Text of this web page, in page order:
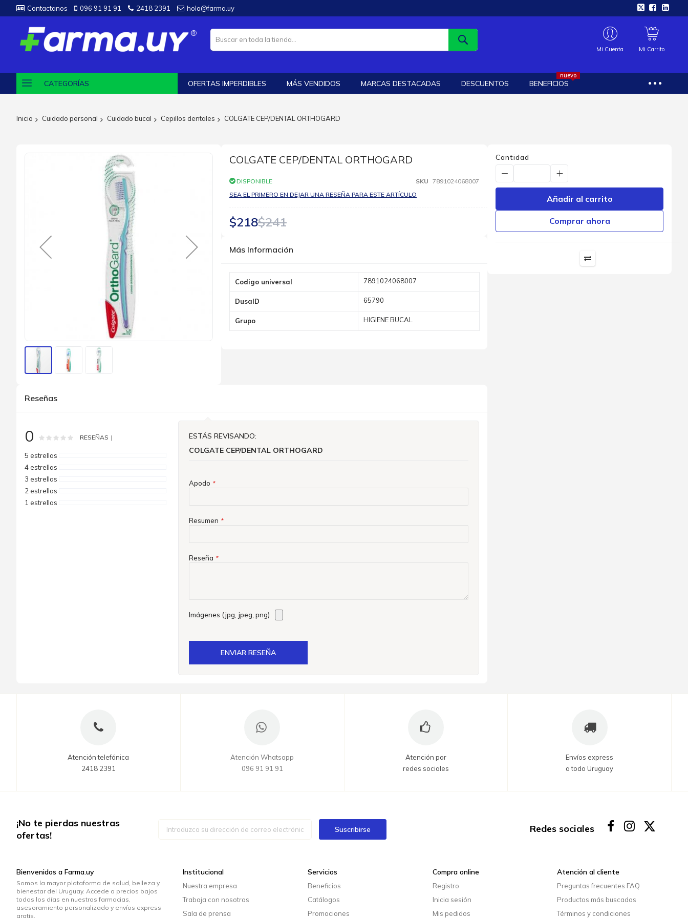
Contactanos 096 91 91 91 2418 2391 hola@farma.uy
Mi Cuenta Mi Carrito
CATEGORÍAS OFERTAS IMPERDIBLES MÁS VENDIDOS MARCAS DESTACADAS DESCUENTOS BENEFICIOS
nuevo
Inicio Cuidado personal Cuidado bucal Cepillos dentales COLGATE CEP/DENTAL ORTHOGARD
comienzo
de
imágenes
COLGATE CEP/DENTAL ORTHOGARD
DISPONIBLE SKU 7891024068007
SEA EL PRIMERO EN DEJAR UNA RESEÑA PARA ESTE ARTÍCULO
$218$241
Más Información
Información
Codigo universal 7891024068007
DusaID 65790
Grupo HIGIENE BUCAL
Reseñas
0 Rating: % of100
RESEÑAS
5 estrellas
4 estrellas
3 estrellas
2 estrellas
1 estrellas
ESTÁS REVISANDO:
COLGATE CEP/DENTAL ORTHOGARD
Apodo
Resumen
Reseña
Imágenes (jpg, jpeg, png)
ENVIAR RESEÑA
Cantidad
Añadir al carrito
Comprar ahora
Atención telefónica
2418 2391
Atención Whatsapp
096 91 91 91
Atención por
redes sociales
Envíos express
a todo Uruguay
¡No te pierdas nuestras
ofertas!
Suscribirse Redes sociales
Bienvenidos a Farma.uy
Somos la mayor plataforma de salud, belleza y
bienestar del Uruguay. Accede a precios bajos
todos los días en nuestras farmacias,
asesoramiento personalizado y envíos express
gratis.
Institucional
Nuestra empresa
Trabaja con nosotros
Sala de prensa
Servicios
Beneficios
Catálogos
Promociones
Compra online
Registro
Inicia sesión
Mis pedidos
Atención al cliente
Preguntas frecuentes FAQ
Productos más buscados
Términos y condiciones